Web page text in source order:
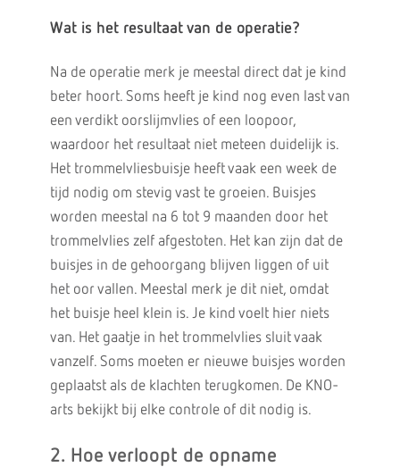
Wat is het resultaat van de operatie?
Na de operatie merk je meestal direct dat je kind
beter hoort. Soms heeft je kind nog even last van
een verdikt oorslijmvlies of een loopoor,
waardoor het resultaat niet meteen duidelijk is.
Het trommelvliesbuisje heeft vaak een week de
tijd nodig om stevig vast te groeien. Buisjes
worden meestal na 6 tot 9 maanden door het
trommelvlies zelf afgestoten. Het kan zijn dat de
buisjes in de gehoorgang blijven liggen of uit
het oor vallen. Meestal merk je dit niet, omdat
het buisje heel klein is. Je kind voelt hier niets
van. Het gaatje in het trommelvlies sluit vaak
vanzelf. Soms moeten er nieuwe buisjes worden
geplaatst als de klachten terugkomen. De KNO-
arts bekijkt bij elke controle of dit nodig is.
2. Hoe verloopt de opname